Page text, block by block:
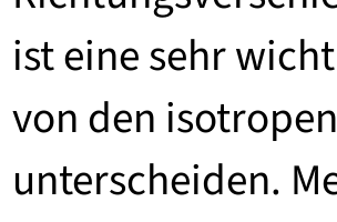
ist eine sehr
von den
unterscheiden.